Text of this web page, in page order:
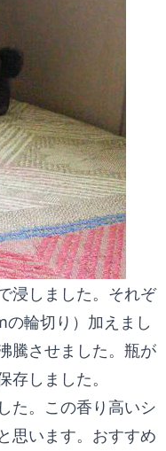
浸しました。それぞ
輪切り）加えまし
騰させました。瓶が
しました。
た。この香り高いシ
思います。おすすめ